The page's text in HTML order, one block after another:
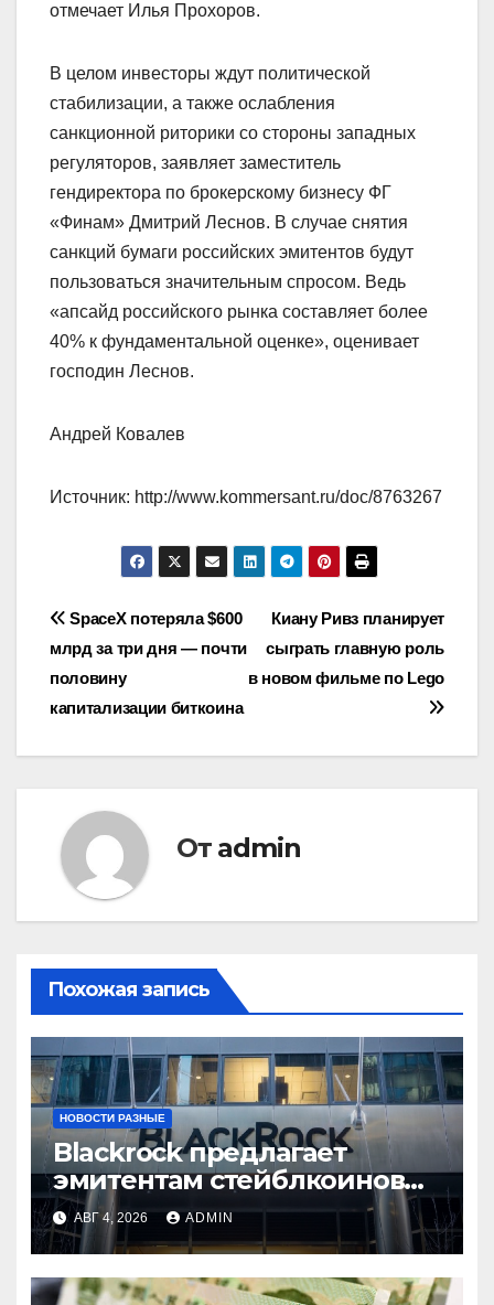
отмечает Илья Прохоров.
В целом инвесторы ждут политической
стабилизации, а также ослабления
санкционной риторики со стороны западных
регуляторов, заявляет заместитель
гендиректора по брокерскому бизнесу ФГ
«Финам» Дмитрий Леснов. В случае снятия
санкций бумаги российских эмитентов будут
пользоваться значительным спросом. Ведь
«апсайд российского рынка составляет более
40% к фундаментальной оценке», оценивает
господин Леснов.
Андрей Ковалев
Источник: http://www.kommersant.ru/doc/8763267
Навигация
по
записям
Киану Ривз планирует
сыграть главную роль
в новом фильме по Lego
SpaceX потеряла $600
млрд за три дня — почти
половину
капитализации биткоина
От admin
Похожая запись
НОВОСТИ РАЗНЫЕ
Blackrock предлагает
эмитентам стейблкоинов
два токенизированных
фонда денежного рынка
АВГ 4, 2026 ADMIN